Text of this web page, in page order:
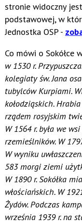
stronie widoczny
podstawowej, w
Jednostka OSP -
Co mówi o Sokółce
w 1530 r.
kolegiaty św. Jana
tubylców Kurpiami.
kołodziąskich.
rządem rosyjskim
W 1564 r. była we
rzemieślników. W
W wyniku
583 morgi ziemi
W 1890 r. Sokółka
włościańskich. W
Żydów. Podczas
września 1939 r. na